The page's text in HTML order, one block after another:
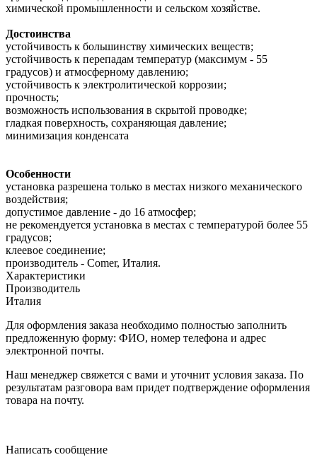
химической промышленности и сельском хозяйстве.
Достоинства
устойчивость к большинству химических веществ;
устойчивость к перепадам температур (максимум - 55
градусов) и атмосферному давлению;
устойчивость к электролитической коррозии;
прочность;
возможность использования в скрытой проводке;
гладкая поверхность, сохраняющая давление;
минимизация конденсата
Особенности
установка разрешена только в местах низкого механического
воздействия;
допустимое давление - до 16 атмосфер;
не рекомендуется установка в местах с температурой более 55
градусов;
клеевое соединение;
производитель - Comer, Италия.
Характеристики
Производитель
Италия
Для оформления заказа необходимо полностью заполнить
предложенную форму: ФИО, номер телефона и адрес
электронной почты.
Наш менеджер свяжется с вами и уточнит условия заказа. По
результатам разговора вам придет подтверждение оформления
товара на почту.
Написать сообщение